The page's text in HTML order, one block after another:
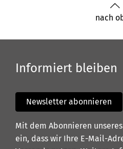
nach
Informiert bleiben
Newsletter abonnieren
Mit dem Abonnieren
ein, dass wir Ihre E-Mail-